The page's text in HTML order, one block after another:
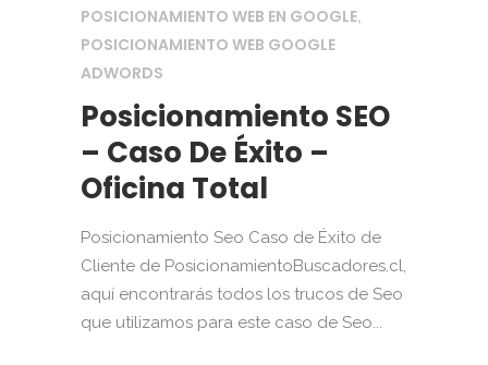
POSICIONAMIENTO WEB EN GOOGLE,
POSICIONAMIENTO WEB GOOGLE
ADWORDS
Posicionamiento SEO
– Caso De Éxito –
Oficina Total
Posicionamiento Seo Caso de Éxito de
Cliente de PosicionamientoBuscadores.cl,
aquí encontrarás todos los trucos de Seo
que utilizamos para este caso de Seo...